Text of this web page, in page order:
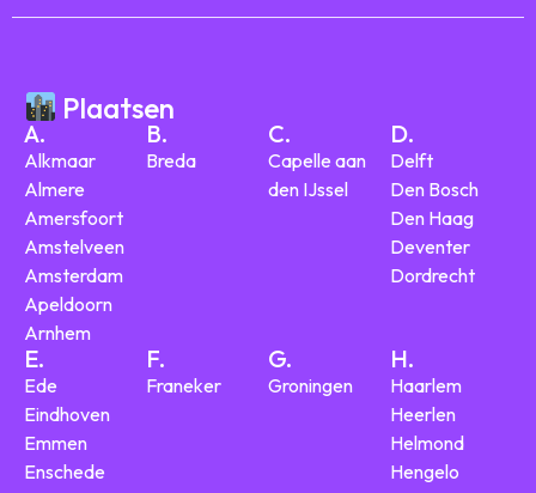
Plaatsen
A.
Alkmaar
Almere
Amersfoort
Amstelveen
Amsterdam
Apeldoorn
Arnhem
B.
Breda
C.
Capelle aan
den IJssel
D.
Delft
Den Bosch
Den Haag
Deventer
Dordrecht
E.
Ede
Eindhoven
Emmen
Enschede
F.
Franeker
G.
Groningen
H.
Haarlem
Heerlen
Helmond
Hengelo